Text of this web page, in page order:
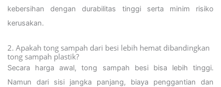
kebersihan dengan durabilitas tinggi serta minim risiko
kerusakan.
2. Apakah tong sampah dari besi lebih hemat dibandingkan
tong sampah plastik?
Secara harga awal, tong sampah besi bisa lebih tinggi.
Namun dari sisi jangka panjang, biaya penggantian dan